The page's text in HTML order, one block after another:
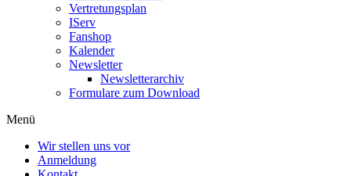
Vertretungsplan
IServ
Fanshop
Kalender
Newsletter
Newsletterarchiv
Formulare zum Download
Menü
Wir stellen uns vor
Anmeldung